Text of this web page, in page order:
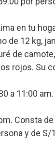
en tu
de 12 kg,
de
rojos. Su
a 11:00
Consta
y de S/